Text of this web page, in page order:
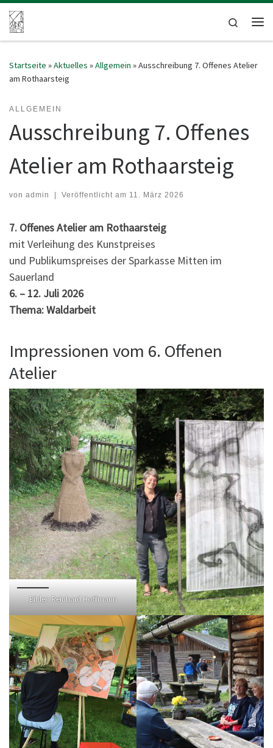
Zum Inhalt springen
Search
Startseite »Aktuelles »Allgemein »Ausschreibung 7. Offenes Atelier
am Rothaarsteig
ALLGEMEIN
Ausschreibung 7. Offenes
Atelier am Rothaarsteig
von admin | Veröffentlicht am 11. März 2026
7. Offenes Atelier am Rothaarsteig
mit Verleihung des Kunstpreises
und Publikumspreises der Sparkasse Mitten im
Sauerland
6. – 12. Juli 2026
Thema: Waldarbeit
Impressionen vom 6. Offenen
Atelier
Bilder: Reinhard Hoffmann